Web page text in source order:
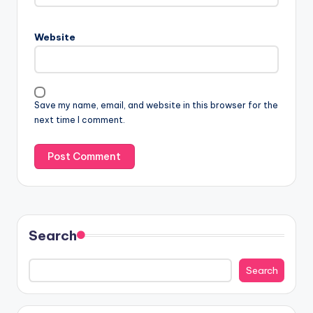
Website
Save my name, email, and website in this browser for the
next time I comment.
Search
Search